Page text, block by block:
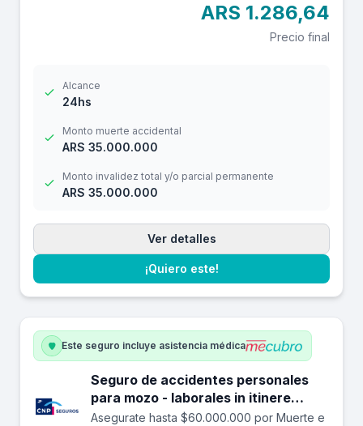
$3.500.000 por reembolso de gastos
médicos con una franquicia de $3.000.-
ARS 1.286,64
Precio final
Alcance
24hs
Monto muerte accidental
ARS 35.000.000
Monto invalidez total y/o parcial permanente
ARS 35.000.000
Ver detalles
¡Quiero este!
Este seguro incluye asistencia médica
Seguro de accidentes personales
para mozo - laborales in itinere
hasta $60.000.000.
Asegurate hasta $60.000.000 por Muerte e